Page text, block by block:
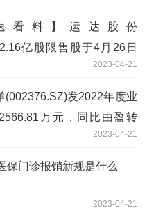
看料】运达股份
亿股限售股于4月26日
2023-04-21
(002376.SZ)发2022年度业
万元，同比由盈转
2023-04-21
保门诊报销新规是什么
2023-04-21